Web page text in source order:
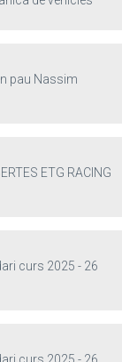
pau Nassim
ETG RACING
curs 2025 - 26